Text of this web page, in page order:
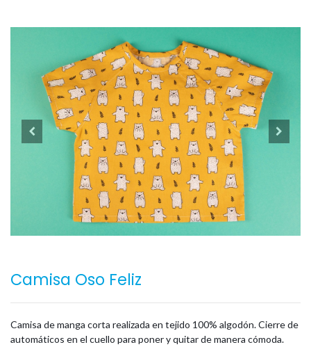
Camisa Oso Feliz
Camisa de manga corta realizada en tejido 100% algodón. Cierre de
automáticos en el cuello para poner y quitar de manera cómoda.